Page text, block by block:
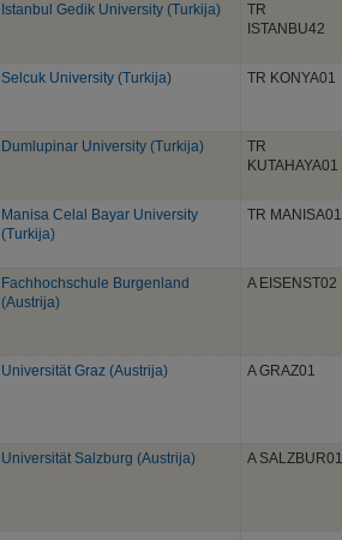
Istanbul Gedik University (Turkija)
TR
ISTANBU42
Selcuk University (Turkija) TR KONYA01
Dumlupinar University (Turkija)
TR
KUTAHAYA01
Manisa Celal Bayar University
(Turkija)
TR MANISA01
Fachhochschule Burgenland
(Austrija)
A EISENST02
Universität Graz (Austrija) A GRAZ01
Universität Salzburg (Austrija) A SALZBUR01